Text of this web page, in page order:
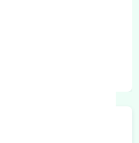
برای اطلاع از موجودی و